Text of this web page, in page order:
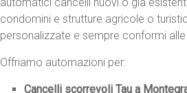
condomini e strutture agricole o
personalizzate e sempre conformi
Offriamo automazioni per:
Cancelli scorrevoli Tau a